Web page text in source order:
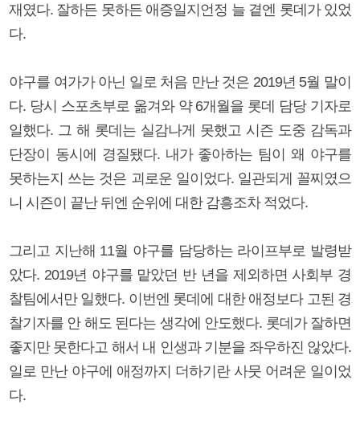
재였다. 잘하든 못하든 애증일지언정 늘 곁엔 롯데가 있었
다.
야구를 여가가 아닌 일로 처음 만난 것은 2019년 5월 말이
다. 당시 스포츠부로 옮겨와 약 6개월을 롯데 담당 기자로
일했다. 그 해 롯데는 실감나게 못했고 시즌 도중 감독과
단장이 동시에 경질됐다. 내가 좋아하는 팀이 왜 야구를
못하는지 쓰는 것은 괴로운 일이었다. 일관되게 꼴찌였으
니 시즌이 끝난 뒤엔 순위에 대한 감흥조차 적었다.
그리고 지난해 11월 야구를 담당하는 라이프부로 발령받
았다. 2019년 야구를 맡았던 반 년을 제외하면 사회부 경
찰팀에서만 일했다. 이번엔 롯데에 대한 애정보다 고된 경
찰기자를 안 해도 된다는 생각에 안도했다. 롯데가 잘하면
좋지만 못한다고 해서 내 인생과 기분을 좌우하진 않았다.
일로 만난 야구에 애정까지 더하기란 사뭇 어려운 일이었
다.